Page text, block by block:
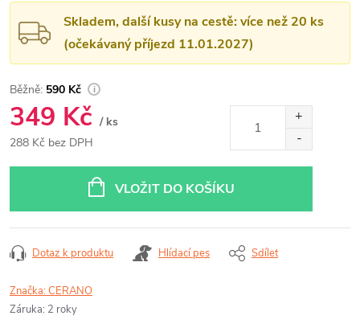
Skladem, další kusy na cestě: více než 20 ks
(očekávaný příjezd 11.01.2027)
590 Kč
349 Kč / ks
288 Kč bez DPH
VLOŽIT DO KOŠÍKU
Dotaz k produktu Hlídací pes Sdílet
Značka:CERANO
Záruka: 2 roky